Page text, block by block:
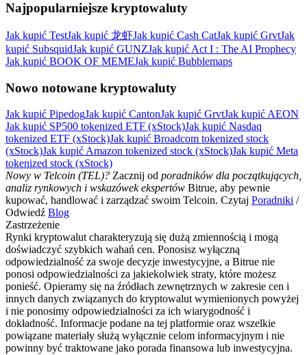
Najpopularniejsze kryptowaluty
Jak kupić TestJak kupić 龙虾Jak kupić Cash CatJak kupić GrvtJak
kupić SubsquidJak kupić GUNZJak kupić Act I : The AI Prophecy
Jak kupić BOOK OF MEMEJak kupić Bubblemaps
Nowo notowane kryptowaluty
Jak kupić PipedogJak kupić CantonJak kupić GrvtJak kupić AEON
Jak kupić SP500 tokenized ETF (xStock)Jak kupić Nasdaq
tokenized ETF (xStock)Jak kupić Broadcom tokenized stock
(xStock)Jak kupić Amazon tokenized stock (xStock)Jak kupić Meta
tokenized stock (xStock)
Nowy w Telcoin (TEL)? Zacznij od poradników dla początkujących,
analiz rynkowych i wskazówek ekspertów Bitrue, aby pewnie
kupować, handlować i zarządzać swoim Telcoin. Czytaj Poradniki /
Odwiedź Blog
Zastrzeżenie
Rynki kryptowalut charakteryzują się dużą zmiennością i mogą
doświadczyć szybkich wahań cen. Ponosisz wyłączną
odpowiedzialność za swoje decyzje inwestycyjne, a Bitrue nie
ponosi odpowiedzialności za jakiekolwiek straty, które możesz
ponieść. Opieramy się na źródłach zewnętrznych w zakresie cen i
innych danych związanych do kryptowalut wymienionych powyżej
i nie ponosimy odpowiedzialności za ich wiarygodność i
dokładność. Informacje podane na tej platformie oraz wszelkie
powiązane materiały służą wyłącznie celom informacyjnym i nie
powinny być traktowane jako porada finansowa lub inwestycyjna.